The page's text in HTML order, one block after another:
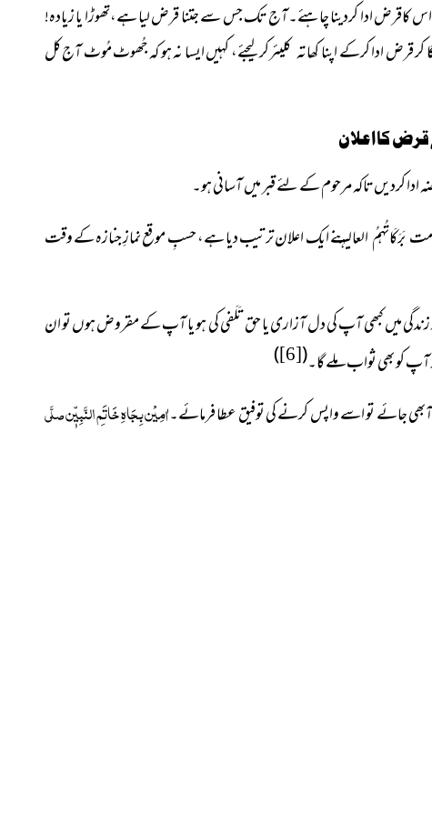
ادا کردینا چاہئے۔آج تک جس سے جتنا قرض لیا ہے،تھوڑا یا زیادہ!
قرض ادا کرکے اپنا کھاتہ کلیئرکرلیجئے، کہیں ایسا نہ ہو کہ جُھوٹ مُوٹ آج کل
کا اعلان
کردیں تاکہ مرحوم کے لئے قبر میں آسانی ہو۔
بَرَکَاتُہمُ العالیہنے ایک اعلان ترتیب دیا ہے، حسبِ موقع نمازِ جنازہ کے وقت
میں کبھی آپ کی دل آزاری یا حق تَلَفی کی ہو یا آپ کے مقروض ہوں تو ان
آپ کو بھی ثواب ملے گا۔(
[6]
)
جائے تو اسے واپس کرنے کی توفیق عطا فرمائے۔اٰمِیْن بِجَاہِ خَاتَمِ النَّبِیّٖنصلَّی